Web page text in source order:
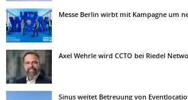
Messe Berlin wirbt mit Kampagne um
Axel Wehrle wird CCTO bei Riedel
Sinus weitet Betreuung von